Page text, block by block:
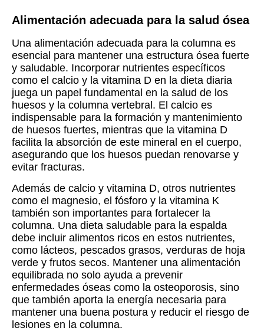
Alimentación adecuada para la salud ósea
Una alimentación adecuada para la columna es
esencial para mantener una estructura ósea fuerte
y saludable. Incorporar nutrientes específicos
como el calcio y la vitamina D en la dieta diaria
juega un papel fundamental en la salud de los
huesos y la columna vertebral. El calcio es
indispensable para la formación y mantenimiento
de huesos fuertes, mientras que la vitamina D
facilita la absorción de este mineral en el cuerpo,
asegurando que los huesos puedan renovarse y
evitar fracturas.
Además de calcio y vitamina D, otros nutrientes
como el magnesio, el fósforo y la vitamina K
también son importantes para fortalecer la
columna. Una dieta saludable para la espalda
debe incluir alimentos ricos en estos nutrientes,
como lácteos, pescados grasos, verduras de hoja
verde y frutos secos. Mantener una alimentación
equilibrada no solo ayuda a prevenir
enfermedades óseas como la osteoporosis, sino
que también aporta la energía necesaria para
mantener una buena postura y reducir el riesgo de
lesiones en la columna.